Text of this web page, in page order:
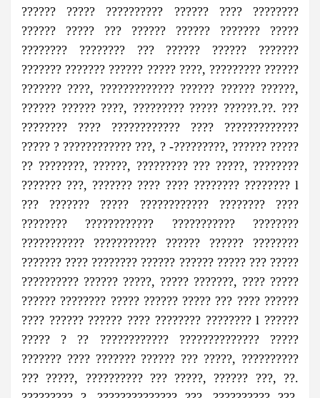
?????? ????? ?????????? ?????? ???? ????????
?????? ????? ??? ?????? ?????? ??????? ?????
???????? ???????? ??? ?????? ?????? ???????
??????? ??????? ?????? ????? ????, ????????? ??????
??????? ????, ????????????? ?????? ?????? ??????,
?????? ?????? ????, ????????? ????? ??????.??. ???
???????? ???? ???????????? ???? ?????????????
????? ? ???????????? ???, ? -?????????, ?????? ?????
?? ????????, ??????, ????????? ??? ?????, ????????
??????? ???, ??????? ???? ???? ???????? ???????? l
??? ??????? ????? ???????????? ???????? ????
???????? ???????????? ??????????? ????????
??????????? ??????????? ?????? ?????? ????????
??????? ???? ???????? ?????? ?????? ????? ??? ?????
?????????? ?????? ?????, ????? ???????, ???? ?????
?????? ???????? ????? ?????? ????? ??? ???? ??????
???? ?????? ?????? ???? ???????? ???????? l ??????
????? ? ?? ???????????? ?????????????? ?????
??????? ???? ??????? ?????? ??? ?????, ??????????
??? ?????, ?????????? ??? ?????, ?????? ???, ??.